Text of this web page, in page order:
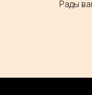
Рады